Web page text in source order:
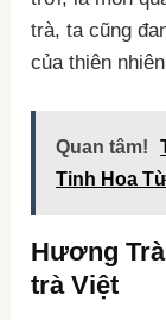
trà, ta cũng
của thiên
Quan tâm!
Tinh Hoa
Hương
trà Việt